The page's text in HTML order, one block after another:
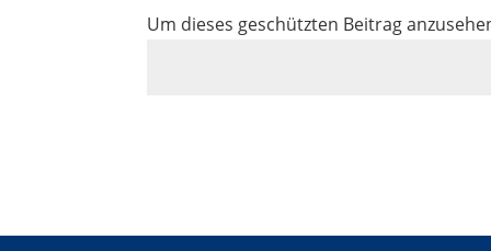
Um dieses geschützten Beitrag